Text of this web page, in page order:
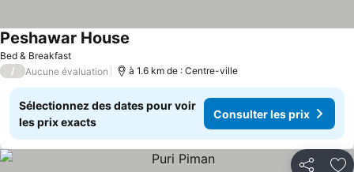
Bed & Breakfast
Peshawar House
/ Aucune évaluation à 1.6 km de : Centre-ville
Sélectionnez des dates pour voir
les prix exacts
Consulter les prix